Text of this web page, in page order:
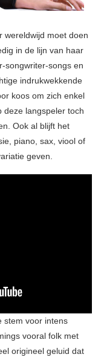
wereldwijd moet doen
in de lijn van haar
songwriter-songs en
indrukwekkende
koos om zich enkel
deze langspeler toch
Ook al blijft het
piano, sax, viool of
geven.
stem voor intens
vooral folk met
origineel geluid dat